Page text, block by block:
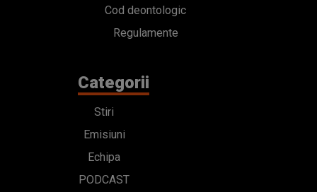
Cod deontologic
Regulamente
Categorii
Stiri
Emisiuni
Echipa
PODCAST